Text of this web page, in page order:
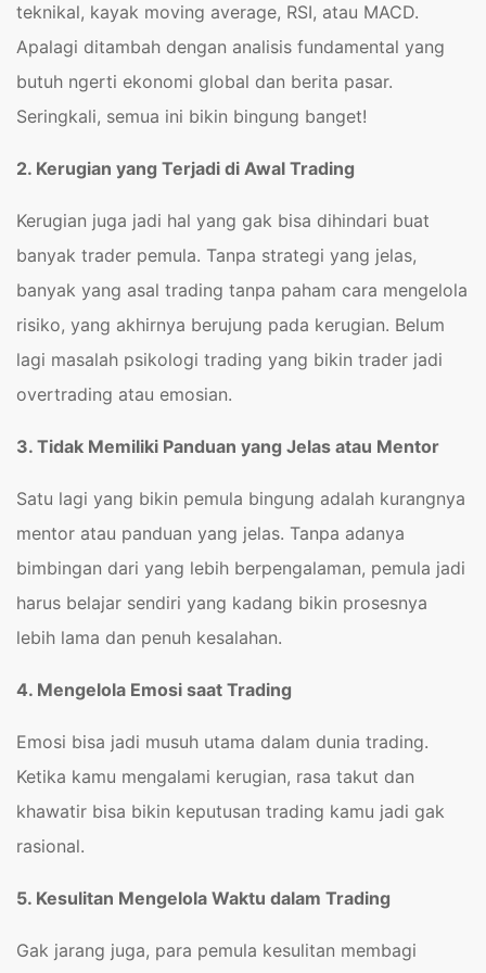
teknikal, kayak moving average, RSI, atau MACD.
Apalagi ditambah dengan analisis fundamental yang
butuh ngerti ekonomi global dan berita pasar.
Seringkali, semua ini bikin bingung banget!
2. Kerugian yang Terjadi di Awal Trading
Kerugian juga jadi hal yang gak bisa dihindari buat
banyak trader pemula. Tanpa strategi yang jelas,
banyak yang asal trading tanpa paham cara mengelola
risiko, yang akhirnya berujung pada kerugian. Belum
lagi masalah psikologi trading yang bikin trader jadi
overtrading atau emosian.
3. Tidak Memiliki Panduan yang Jelas atau Mentor
Satu lagi yang bikin pemula bingung adalah kurangnya
mentor atau panduan yang jelas. Tanpa adanya
bimbingan dari yang lebih berpengalaman, pemula jadi
harus belajar sendiri yang kadang bikin prosesnya
lebih lama dan penuh kesalahan.
4. Mengelola Emosi saat Trading
Emosi bisa jadi musuh utama dalam dunia trading.
Ketika kamu mengalami kerugian, rasa takut dan
khawatir bisa bikin keputusan trading kamu jadi gak
rasional.
5. Kesulitan Mengelola Waktu dalam Trading
Gak jarang juga, para pemula kesulitan membagi